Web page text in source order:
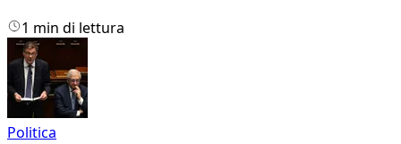
1 min di lettura
Politica